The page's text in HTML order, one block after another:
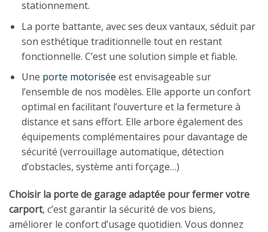
stationnement.
La porte battante, avec ses deux vantaux, séduit par
son esthétique traditionnelle tout en restant
fonctionnelle. C’est une solution simple et fiable.
Une porte motorisée est envisageable sur
l’ensemble de nos modèles. Elle apporte un confort
optimal en facilitant l’ouverture et la fermeture à
distance et sans effort. Elle arbore également des
équipements complémentaires pour davantage de
sécurité (verrouillage automatique, détection
d’obstacles, système anti forçage…)
Choisir la porte de garage adaptée pour fermer votre
carport, c’est garantir la sécurité de vos biens,
améliorer le confort d’usage quotidien. Vous donnez